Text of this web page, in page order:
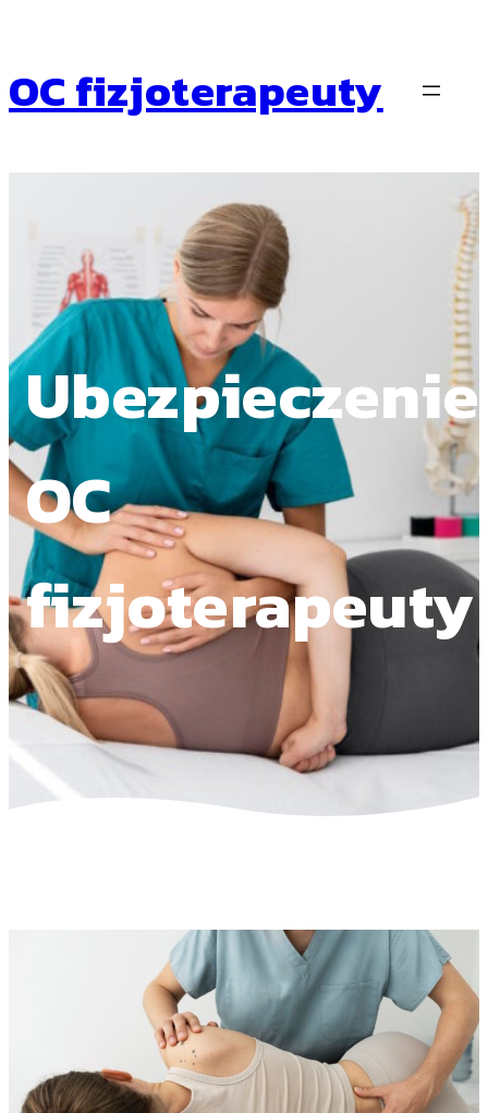
OC fizjoterapeuty
Ubezpieczenie
OC
fizjoterapeuty